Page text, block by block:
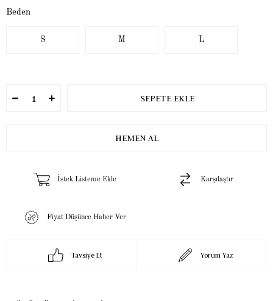
Beden
S M L
İstek Listeme Ekle Karşılaştır
Fiyat Düşünce Haber Ver
Tavsiye Et Yorum Yaz